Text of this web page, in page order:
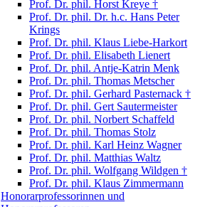
Prof. Dr. phil. Horst Kreye †
Prof. Dr. phil. Dr. h.c. Hans Peter
Krings
Prof. Dr. phil. Klaus Liebe-Harkort
Prof. Dr. phil. Elisabeth Lienert
Prof. Dr. phil. Antje-Katrin Menk
Prof. Dr. phil. Thomas Metscher
Prof. Dr. phil. Gerhard Pasternack †
Prof. Dr. phil. Gert Sautermeister
Prof. Dr. phil. Norbert Schaffeld
Prof. Dr. phil. Thomas Stolz
Prof. Dr. phil. Karl Heinz Wagner
Prof. Dr. phil. Matthias Waltz
Prof. Dr. phil. Wolfgang Wildgen †
Prof. Dr. phil. Klaus Zimmermann
Honorarprofessorinnen und